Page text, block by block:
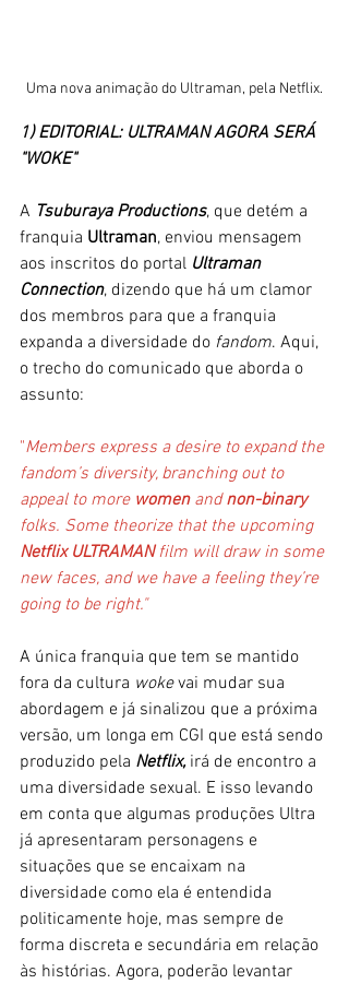
Uma nova animação do Ultraman, pela Netflix.
1) EDITORIAL: ULTRAMAN AGORA SERÁ
"WOKE"
A Tsuburaya Productions, que detém a
franquia Ultraman, enviou mensagem
aos inscritos do portal Ultraman
Connection, dizendo que há um clamor
dos membros para que a franquia
expanda a diversidade do fandom. Aqui,
o trecho do comunicado que aborda o
assunto:
"Members express a desire to expand the
fandom’s diversity, branching out to
appeal to more women and non-binary
folks. Some theorize that the upcoming
Netflix ULTRAMAN film will draw in some
new faces, and we have a feeling they’re
going to be right."
A única franquia que tem se mantido
fora da cultura woke vai mudar sua
abordagem e já sinalizou que a próxima
versão, um longa em CGI que está sendo
produzido pela Netflix, irá de encontro a
uma diversidade sexual. E isso levando
em conta que algumas produções Ultra
já apresentaram personagens e
situações que se encaixam na
diversidade como ela é entendida
politicamente hoje, mas sempre de
forma discreta e secundária em relação
às histórias. Agora, poderão levantar